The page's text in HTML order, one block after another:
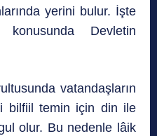
yerini bulur. İşte
Devletin
vatandaşların
bilfiil temin için din ile
olur. Bu nedenle lâik